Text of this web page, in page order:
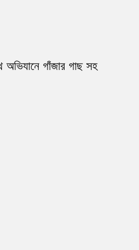
অভিযানে গাঁজার গাছ সহ